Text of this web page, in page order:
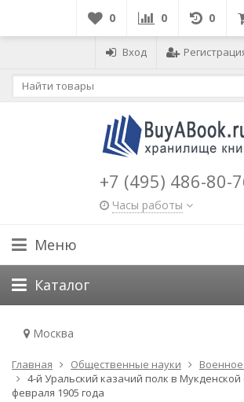
0 0 0
Вход
+7 (495) 486-80-
Часы работы
Меню
Каталог
Москва
Главная Общественные науки
4-й Уральский казачий полк в
февраля 1905 года